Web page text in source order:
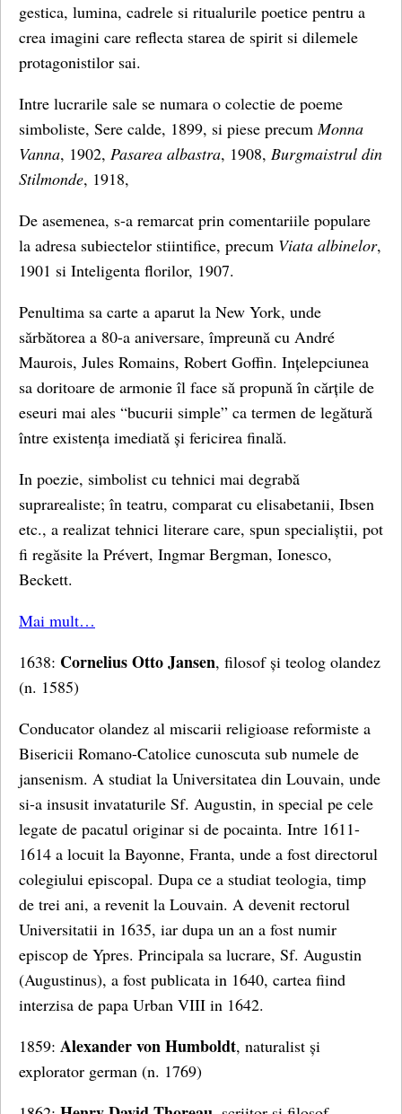
gestica, lumina, cadrele si ritualurile poetice pentru a
crea imagini care reflecta starea de spirit si dilemele
protagonistilor sai.
Intre lucrarile sale se numara o colectie de poeme
simboliste, Sere calde, 1899, si piese precumMonna
Vanna, 1902, Pasarea albastra, 1908, Burgmaistrul din
Stilmonde, 1918,
De asemenea, s-a remarcat prin comentariile populare
la adresa subiectelor stiintifice, precum Viata albinelor,
1901 si Inteligenta florilor, 1907.
Penultima sa carte a aparut la New York, unde
sărbătorea a 80-a aniversare, împreună cu André
Maurois, Jules Romains, Robert Goffin. Ințelepciunea
sa doritoare de armonie îl face să propună în cărțile de
eseuri mai ales “bucurii simple” ca termen de legătură
între existența imediată și fericirea finală.
In poezie, simbolist cu tehnici mai degrabă
suprarealiste; în teatru, comparat cu elisabetanii, Ibsen
etc., a realizat tehnici literare care, spun specialiștii, pot
fi regăsite la Prévert, Ingmar Bergman, Ionesco,
Beckett.
Mai mult…
1638: Cornelius Otto Jansen, filosof și teolog olandez
(n. 1585)
Conducator olandez al miscarii religioase reformiste a
Bisericii Romano-Catolice cunoscuta sub numele de
jansenism. A studiat la Universitatea din Louvain, unde
si-a insusit invataturile Sf. Augustin, in special pe cele
legate de pacatul originar si de pocainta. Intre 1611-
1614 a locuit la Bayonne, Franta, unde a fost directorul
colegiului episcopal. Dupa ce a studiat teologia, timp
de trei ani, a revenit la Louvain. A devenit rectorul
Universitatii in 1635, iar dupa un an a fost numir
episcop de Ypres. Principala sa lucrare, Sf. Augustin
(Augustinus), a fost publicata in 1640, cartea fiind
interzisa de papa Urban VIII in 1642.
1859: Alexander von Humboldt, naturalist și
explorator german (n. 1769)